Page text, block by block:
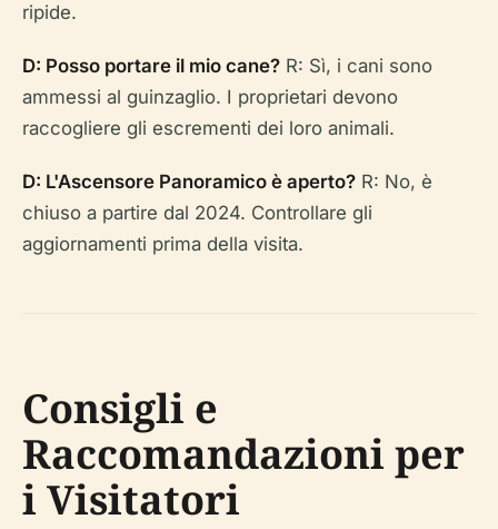
ripide.
D: Posso portare il mio cane? R: Sì, i cani sono
ammessi al guinzaglio. I proprietari devono
raccogliere gli escrementi dei loro animali.
D: L'Ascensore Panoramico è aperto? R: No, è
chiuso a partire dal 2024. Controllare gli
aggiornamenti prima della visita.
Consigli e
Raccomandazioni per
i Visitatori